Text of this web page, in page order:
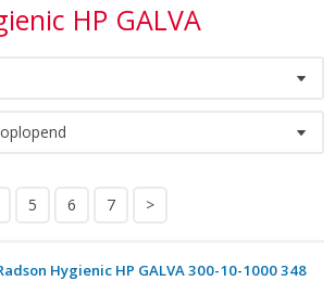
HP GALVA
5 6 7 >
Hygienic HP GALVA 300-10-1000 348